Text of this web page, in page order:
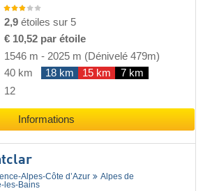
2,9 étoiles sur 5
€ 10,52 par étoile
1546 m - 2025 m (Dénivelé 479m)
40 km 18 km 15 km
7 km
12
Informations
Alpes-Côte d’Azur
Alpes de
les-Bains